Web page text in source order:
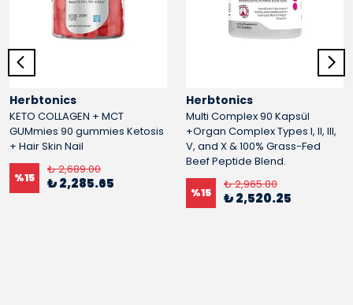
Herbtonics
KETO COLLAGEN + MCT
GUMmies 90 gummies Ketosis
+ Hair Skin Nail
%15
₺ 2,689.00
₺ 2,285.65
Herbtonics
Multi Complex 90 Kapsül
+Organ Complex Types I, II, III,
V, and X & 100% Grass-Fed
Beef Peptide Blend.
%15
₺ 2,965.00
₺ 2,520.25